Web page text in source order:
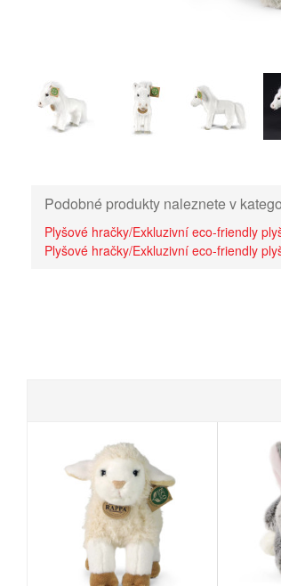
Podobné produkty naleznete v
Plyšové hračky/Exkluzivní eco-friendly
Plyšové hračky/Exkluzivní eco-friendly